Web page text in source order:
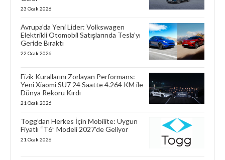
23 Ocak 2026
Avrupa’da Yeni Lider: Volkswagen
Elektrikli Otomobil Satışlarında Tesla’yı
Geride Bıraktı
22 Ocak 2026
Fizik Kurallarını Zorlayan Performans:
Yeni Xiaomi SU7 24 Saatte 4.264 KM ile
Dünya Rekoru Kırdı
21 Ocak 2026
Togg’dan Herkes İçin Mobilite: Uygun
Fiyatlı “T6” Modeli 2027’de Geliyor
21 Ocak 2026